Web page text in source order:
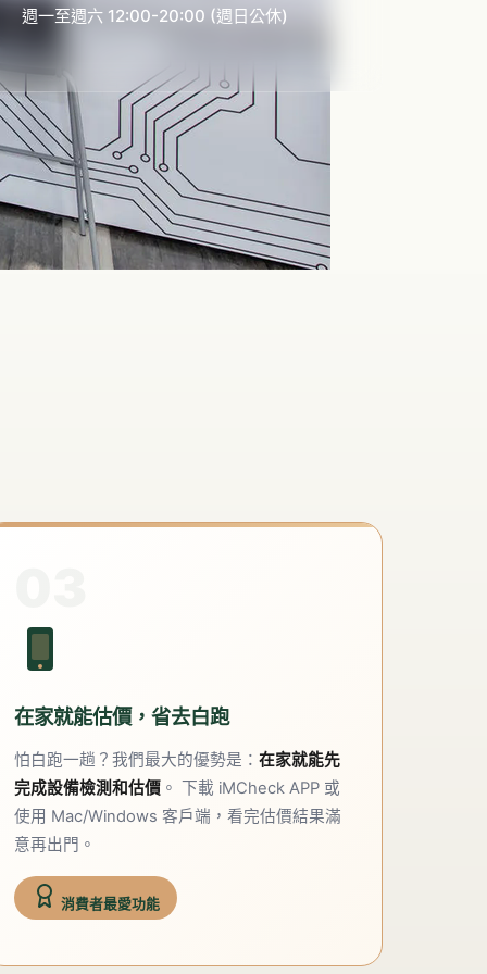
週一至週六 12:00-20:00 (週日公休)
在家就能估價，省去白跑
怕白跑一趟？我們最大的優勢是： 在家就能先
完成設備檢測和估價 。 下載 iMCheck APP 或
使用 Mac/Windows 客戶端，看完估價結果滿
意再出門。
消費者最愛功能